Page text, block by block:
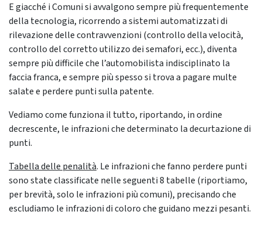
E giacché i Comuni si avvalgono sempre più frequentemente
della tecnologia, ricorrendo a sistemi automatizzati di
rilevazione delle contravvenzioni (controllo della velocità,
controllo del corretto utilizzo dei semafori, ecc.), diventa
sempre più difficile che l’automobilista indisciplinato la
faccia franca, e sempre più spesso si trova a pagare multe
salate e perdere punti sulla patente.
Vediamo come funziona il tutto, riportando, in ordine
decrescente, le infrazioni che determinato la decurtazione di
punti.
Tabella delle penalità. Le infrazioni che fanno perdere punti
sono state classificate nelle seguenti 8 tabelle (riportiamo,
per brevità, solo le infrazioni più comuni), precisando che
escludiamo le infrazioni di coloro che guidano mezzi pesanti.